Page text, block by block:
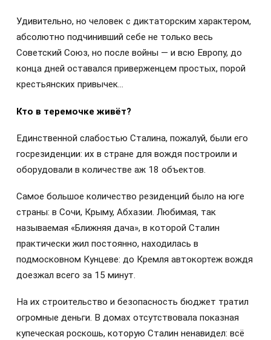
Удивительно, но человек с диктаторским характером,
абсолютно подчинивший себе не только весь
Советский Союз, но после войны — и всю Европу, до
конца дней оставался приверженцем простых, порой
крестьянских привычек…
Кто в теремочке живёт?
Единственной слабостью Сталина, пожалуй, были его
госрезиденции: их в стране для вождя построили и
оборудовали в количестве аж 18 объектов.
Самое большое количество резиденций было на юге
страны: в Сочи, Крыму, Абхазии. Любимая, так
называемая «Ближняя дача», в которой Сталин
практически жил постоянно, находилась в
подмосковном Кунцеве: до Кремля автокортеж вождя
доезжал всего за 15 минут.
На их строительство и безопасность бюджет тратил
огромные деньги. В домах отсутствовала показная
купеческая роскошь, которую Сталин ненавидел: всё